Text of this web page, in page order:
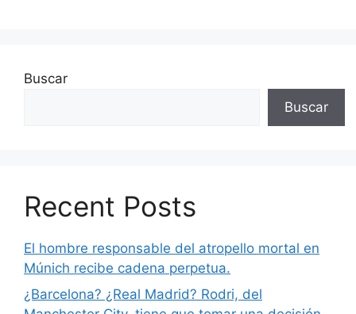
Buscar
Buscar
Recent Posts
El hombre responsable del atropello mortal en
Múnich recibe cadena perpetua.
¿Barcelona? ¿Real Madrid? Rodri, del